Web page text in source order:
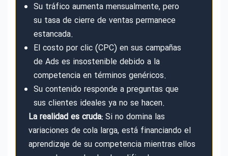
Su tráfico aumenta mensualmente, pero
su tasa de cierre de ventas permanece
estancada.
El costo por clic (CPC) en sus campañas
de Ads es insostenible debido a la
competencia en términos genéricos.
Su contenido responde a preguntas que
sus clientes ideales ya no se hacen.
La realidad es cruda: Si no domina las
variaciones de cola larga, está financiando el
aprendizaje de su competencia mientras ellos